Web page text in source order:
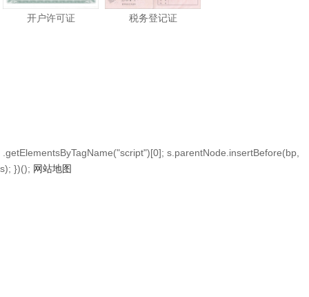
开户许可证 税务登记证
.getElementsByTagName("script")[0]; s.parentNode.insertBefore(bp,
s); })(); 网站地图